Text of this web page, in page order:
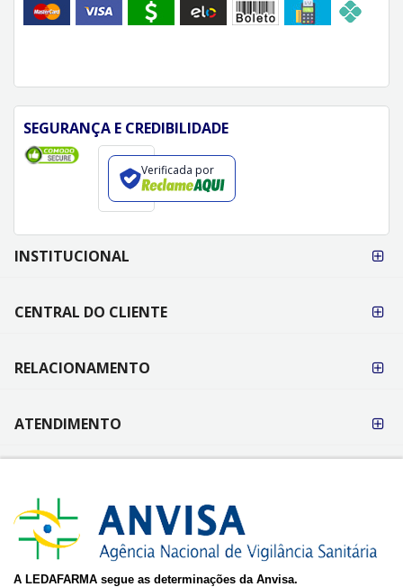
SEGURANÇA E CREDIBILIDADE
Verificada por
FORMAS DE
PAGAMENTO
INSTITUCIONAL
CENTRAL DO CLIENTE
RELACIONAMENTO
ATENDIMENTO
A LEDAFARMA segue as determinações da Anvisa.